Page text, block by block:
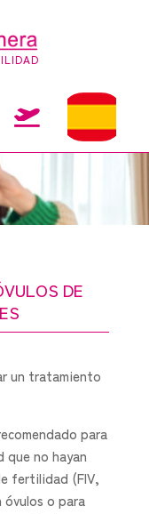

DE
un tratamiento
para
que no hayan
fertilidad (FIV,
óvulos o para